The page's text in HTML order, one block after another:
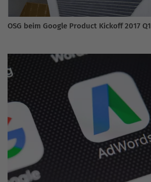
OSG beim Google Product Kickoff 2017 Q1